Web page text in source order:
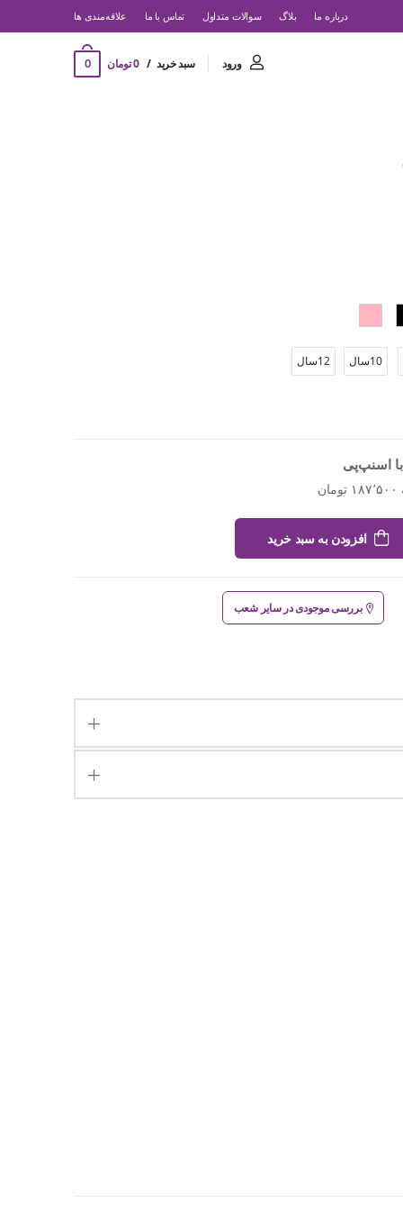
درباره ما بلاگ سوالات متداول تماس با ما ‌علاقه‌مندی ها
ورود سبد خرید 0 تومان 0
10سال 12سال
اسنپ‌پی
افزودن به سبد خرید
بررسی موجودی در سایر شعب